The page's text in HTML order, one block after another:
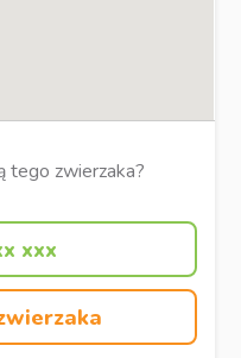
tego zwierzaka?
xxx